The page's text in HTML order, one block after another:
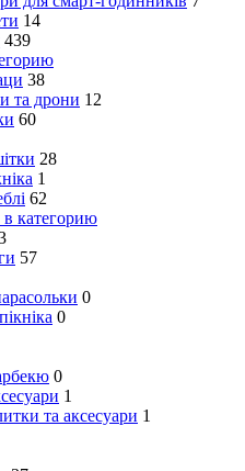
14
439
38
та дрони 12
60
28
1
62
в категорию
57
0
0
0
1
та аксесуари 1